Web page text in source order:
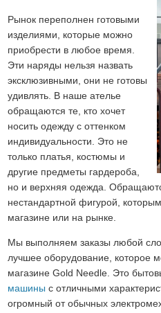
Рынок переполнен готовыми
изделиями, которые можно
приобрести в любое время.
Эти наряды нельзя назвать
эксклюзивными, они не готовы
удивлять. В наше ателье
обращаются те, кто хочет
носить одежду с оттенком
индивидуальности. Это не
только платья, костюмы и
другие предметы гардероба,
но и верхняя одежда.
нестандартной фигурой,
магазине или на рынке.
Мы выполняем заказы любой
лучшее оборудование, которое
магазине Gold Needle. Это
машины с отличными
огромный от обычных